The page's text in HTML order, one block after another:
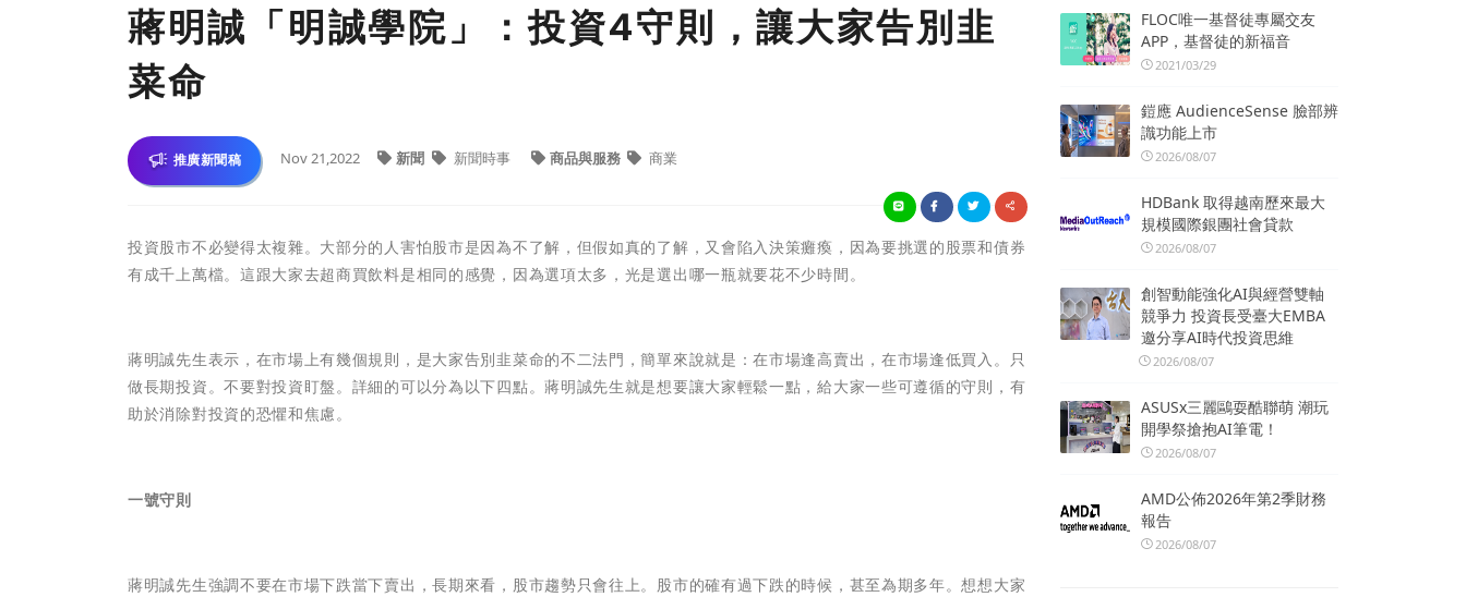
蔣明誠「明誠學院」：投資4守則，讓大家告別韭
菜命
推廣新聞稿 Nov 21,2022 新聞 新聞時事 商品與服務 商業
投資股市不必變得太複雜。大部分的人害怕股市是因為不了解，但假如真的了解，又會陷入決策癱瘓，因為要挑選的股票和債券
有成千上萬檔。這跟大家去超商買飲料是相同的感覺，因為選項太多，光是選出哪一瓶就要花不少時間。
蔣明誠先生表示，在市場上有幾個規則，是大家告別韭菜命的不二法門，簡單來說就是：在市場逢高賣出，在市場逢低買入。只
做長期投資。不要對投資盯盤。詳細的可以分為以下四點。蔣明誠先生就是想要讓大家輕鬆一點，給大家一些可遵循的守則，有
助於消除對投資的恐懼和焦慮。
一號守則
蔣明誠先生強調不要在市場下跌當下賣出，長期來看，股市趨勢只會往上。股市的確有過下跌的時候，甚至為期多年。想想大家
FLOC唯一基督徒專屬交友
APP，基督徒的新福音
2021/03/29
鎧應 AudienceSense 臉部辨
識功能上市
2026/08/07
HDBank 取得越南歷來最大
規模國際銀團社會貸款
2026/08/07
創智動能強化AI與經營雙軸
競爭力 投資長受臺大EMBA
邀分享AI時代投資思維
2026/08/07
ASUSx三麗鷗耍酷聯萌 潮玩
開學祭搶抱AI筆電！
2026/08/07
AMD公佈2026年第2季財務
報告
2026/08/07